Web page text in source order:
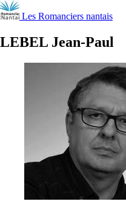
Les Romanciers nantais
LEBEL Jean-Paul